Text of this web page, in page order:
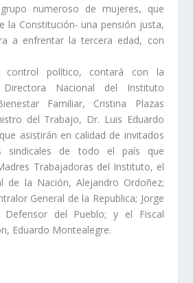
numeroso de mujeres, que
la Constitución- una pensión justa,
a enfrentar la tercera edad, con
político, contará con la
Nacional del Instituto
Familiar, Cristina Plazas
del Trabajo, Dr. Luis Eduardo
asistirán en calidad de invitados
sindicales de todo el país que
Trabajadoras del Instituto, el
de la Nación, Alejandro Ordoñez;
General de la Republica; Jorge
Defensor del Pueblo; y el Fiscal
Eduardo Montealegre.